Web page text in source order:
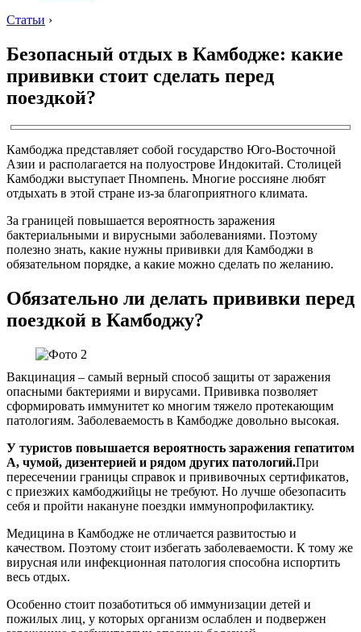
Статьи ›
Безопасный отдых в Камбодже: какие
прививки стоит сделать перед
поездкой?
Камбоджа представляет собой государство Юго-Восточной
Азии и располагается на полуострове Индокитай. Столицей
Камбоджи выступает Пномпень. Многие россияне любят
отдыхать в этой стране из-за благоприятного климата.
За границей повышается вероятность заражения
бактериальными и вирусными заболеваниями. Поэтому
полезно знать, какие нужны прививки для Камбоджи в
обязательном порядке, а какие можно сделать по желанию.
Обязательно ли делать прививки перед
поездкой в Камбоджу?
Вакцинация – самый верный способ защиты от заражения
опасными бактериями и вирусами. Прививка позволяет
сформировать иммунитет ко многим тяжело протекающим
патологиям. Заболеваемость в Камбодже довольно высокая.
У туристов повышается вероятность заражения гепатитом
А, чумой, дизентерией и рядом других патологий.При
пересечении границы справок и прививочных сертификатов,
с приезжих камбоджийцы не требуют. Но лучше обезопасить
себя и пройти накануне поездки иммунопрофилактику.
Медицина в Камбодже не отличается развитостью и
качеством. Поэтому стоит избегать заболеваемости. К тому же
вирусная или инфекционная патология способна испортить
весь отдых.
Особенно стоит позаботиться об иммунизации детей и
пожилых лиц, у которых организм ослаблен и подвержен